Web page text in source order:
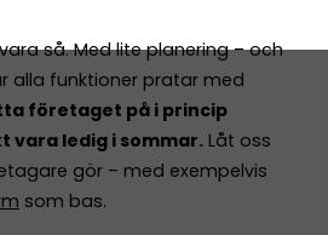
så. Med lite planering – och
alla funktioner pratar med
företaget på i princip
vara ledig i sommar. Låt oss
gör – med exempelvis
som bas.